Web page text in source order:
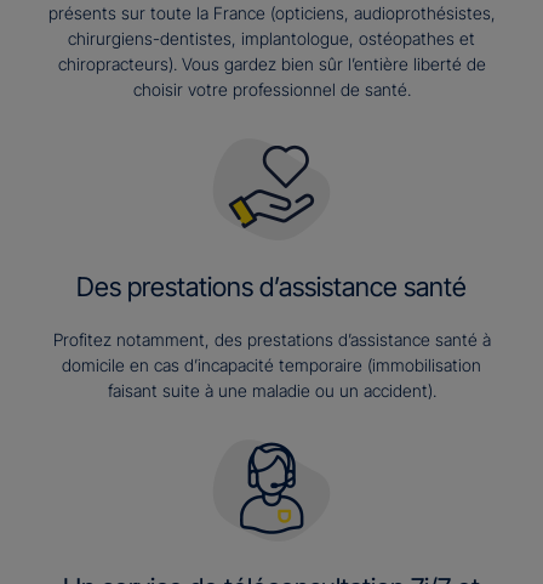
présents sur toute la France (opticiens, audioprothésistes,
chirurgiens-dentistes, implantologue, ostéopathes et
chiropracteurs). Vous gardez bien sûr l’entière liberté de
choisir votre professionnel de santé.
Des prestations d’assistance santé
Profitez notamment, des prestations d’assistance santé à
domicile en cas d’incapacité temporaire (immobilisation
faisant suite à une maladie ou un accident).